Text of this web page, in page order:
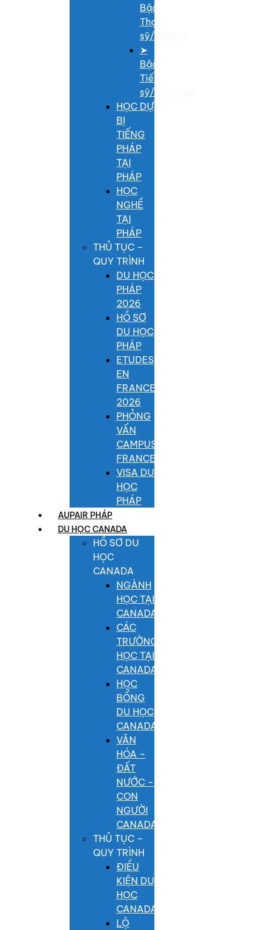
Bậc
Thạc
sỹ/Master
➤
Bậc
Tiến
sỹ/Doctorat
HỌC DỰ
BỊ
TIẾNG
PHÁP
TẠI
PHÁP
HỌC
NGHỀ
TẠI
PHÁP
THỦ TỤC –
QUY TRÌNH
DU HỌC
PHÁP
2026
HỒ SƠ
DU HỌC
PHÁP
ETUDES
EN
FRANCE
2026
PHỎNG
VẤN
CAMPUS
FRANCE
VISA DU
HỌC
PHÁP
AUPAIR PHÁP
DU HỌC CANADA
HỒ SƠ DU
HỌC
CANADA
NGÀNH
HỌC TẠI
CANADA
CÁC
TRƯỜNG
HỌC TẠI
CANADA
HỌC
BỔNG
DU HỌC
CANADA
VĂN
HÓA –
ĐẤT
NƯỚC –
CON
NGƯỜI
CANADA
THỦ TỤC –
QUY TRÌNH
ĐIỀU
KIỆN DU
HỌC
CANADA
LỘ